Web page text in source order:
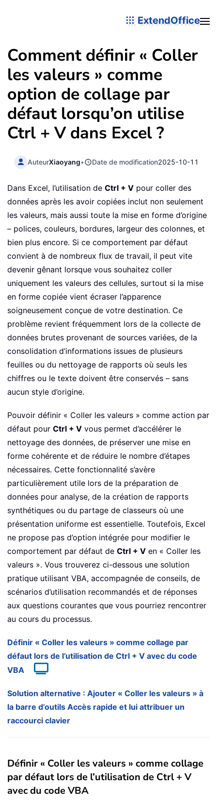
ExtendOffice
Comment définir « Coller
les valeurs » comme
option de collage par
défaut lorsqu’on utilise
Ctrl + V dans Excel ?
AuteurXiaoyang• Date de modification2025-10-11
Dans Excel, l’utilisation de Ctrl + V pour coller des
données après les avoir copiées inclut non seulement
les valeurs, mais aussi toute la mise en forme d’origine
– polices, couleurs, bordures, largeur des colonnes, et
bien plus encore. Si ce comportement par défaut
convient à de nombreux flux de travail, il peut vite
devenir gênant lorsque vous souhaitez coller
uniquement les valeurs des cellules, surtout si la mise
en forme copiée vient écraser l’apparence
soigneusement conçue de votre destination. Ce
problème revient fréquemment lors de la collecte de
données brutes provenant de sources variées, de la
consolidation d’informations issues de plusieurs
feuilles ou du nettoyage de rapports où seuls les
chiffres ou le texte doivent être conservés – sans
aucun style d’origine.
Pouvoir définir « Coller les valeurs » comme action par
défaut pour Ctrl + V vous permet d’accélérer le
nettoyage des données, de préserver une mise en
forme cohérente et de réduire le nombre d’étapes
nécessaires. Cette fonctionnalité s’avère
particulièrement utile lors de la préparation de
données pour analyse, de la création de rapports
synthétiques ou du partage de classeurs où une
présentation uniforme est essentielle. Toutefois, Excel
ne propose pas d’option intégrée pour modifier le
comportement par défaut de Ctrl + V en « Coller les
valeurs ». Vous trouverez ci-dessous une solution
pratique utilisant VBA, accompagnée de conseils, de
scénarios d’utilisation recommandés et de réponses
aux questions courantes que vous pourriez rencontrer
au cours du processus.
Définir « Coller les valeurs » comme collage par
défaut lors de l’utilisation de Ctrl + V avec du code
VBA
Solution alternative : Ajouter « Coller les valeurs » à
la barre d’outils Accès rapide et lui attribuer un
raccourci clavier
Définir « Coller les valeurs » comme collage
par défaut lors de l’utilisation de Ctrl + V
avec du code VBA